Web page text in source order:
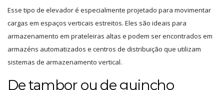
Esse tipo de elevador é especialmente projetado para movimentar
cargas em espaços verticais estreitos. Eles são ideais para
armazenamento em prateleiras altas e podem ser encontrados em
armazéns automatizados e centros de distribuição que utilizam
sistemas de armazenamento vertical.
De tambor ou de guincho